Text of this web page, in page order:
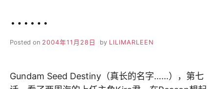
……
Posted on 2004年11月28日 by LILIMARLEEN
Gundam Seed Destiny（真长的名字……），第七